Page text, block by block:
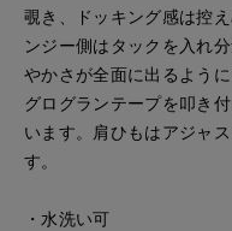
覗き、ドッキング感は控
ンジー側はタックを入れ
やかさが全面に出るよう
グログランテープを叩き
います。肩ひもはアジャ
す。
・水洗い可